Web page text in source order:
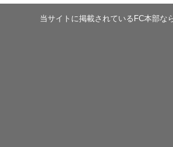
当サイトに掲載されているFC本部な